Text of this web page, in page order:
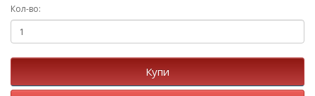
Кол-во:
Купи